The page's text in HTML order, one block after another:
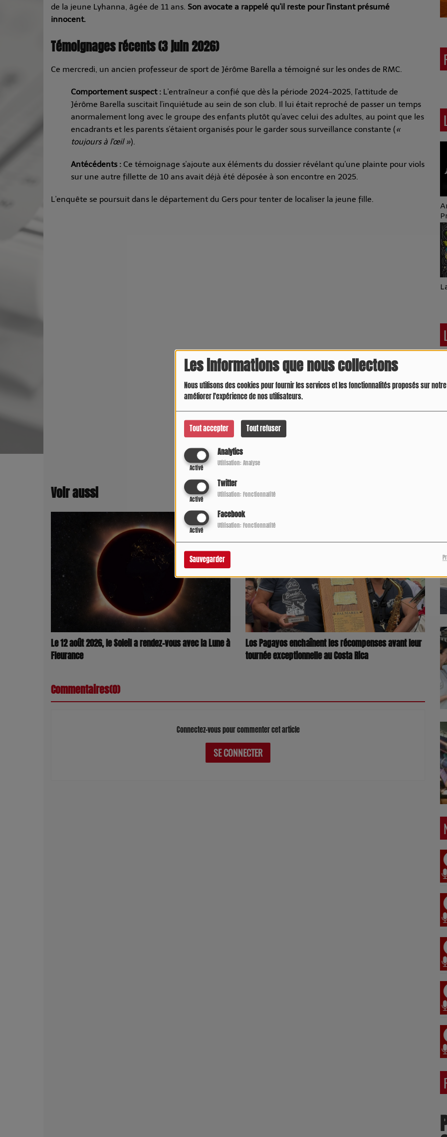
Les informations que nous collectons
Nous utilisons des cookies pour fournir les services et les fonctionnalités proposés sur
améliorer l'expérience de nos utilisateurs.
Tout accepter Tout refuser
Analytics
Activé
Utilisation: Analyse
Twitter
Activé
Utilisation: Fonctionnalité
Facebook
Activé
Utilisation: Fonctionnalité
Sauvegarder
de la jeune Lyhanna, âgée de 11 ans. Son avocate a rappelé qu'il reste pour l'instant présumé
innocent.
Témoignages récents (3 juin 2026)
Ce mercredi, un ancien professeur de sport de Jérôme Barella a témoigné sur les ondes de RMC.
Comportement suspect : L'entraîneur a confié que dès la période 2024-2025, l'attitude de
Jérôme Barella suscitait l'inquiétude au sein de son club. Il lui était reproché de passer un temps
anormalement long avec le groupe des enfants plutôt qu'avec celui des adultes, au point que les
encadrants et les parents s'étaient organisés pour le garder sous surveillance constante («
toujours à l'œil »).
Antécédents : Ce témoignage s'ajoute aux éléments du dossier révélant qu'une plainte pour viols
sur une autre fillette de 10 ans avait déjà été déposée à son encontre en 2025.
L'enquête se poursuit dans le département du Gers pour tenter de localiser la jeune fille.
Voir aussi
Le 12 août 2026, le Soleil a rendez-vous avec la Lune à
Fleurance
Los Pagayos enchaînent les récompenses avant leur
tournée exceptionnelle au Costa Rica
Commentaires(0)
Connectez-vous pour commenter cet article
SE CONNECTER